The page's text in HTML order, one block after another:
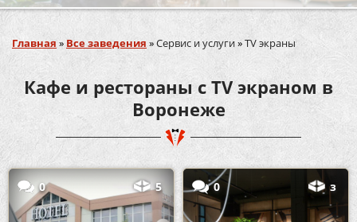
Вы здесь
Главная » Все заведения »Сервис и услуги»TV экраны
Кафе и рестораны с TV экраном в
Воронеже
0 5 0 з